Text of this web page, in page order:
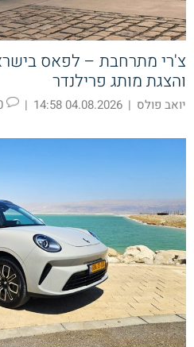
והצגת מותג פרילנדר
יואב פולס |
04.08.2026 14:58
|